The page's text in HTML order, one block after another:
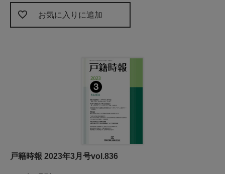
お気に入りに追加
戸籍時報 2023年3月号vol.836